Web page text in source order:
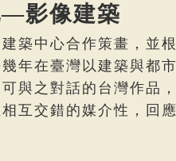
影像建築
築中心合作策畫，並
年在臺灣以建築與都
與之對話的台灣作品
互交錯的媒介性，回